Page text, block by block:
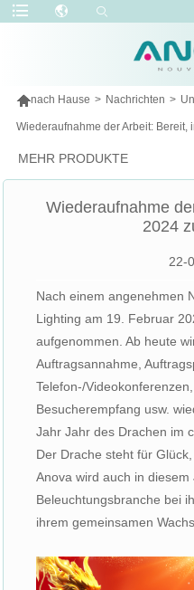
nach Hause > Nachrichten >
Wiederaufnahme der Arbeit: Bereit,
MEHR PRODUKTE
Wiederaufnahme
2024
22-
Nach einem angenehmen
Lighting am 19. Februar
aufgenommen. Ab heute
Auftragsannahme,
Telefon-/
Besucherempfang usw.
Jahr Jahr des Drachen im
Der Drache steht für
Anova wird auch in
Beleuchtungsbranche bei
ihrem gemeinsamen